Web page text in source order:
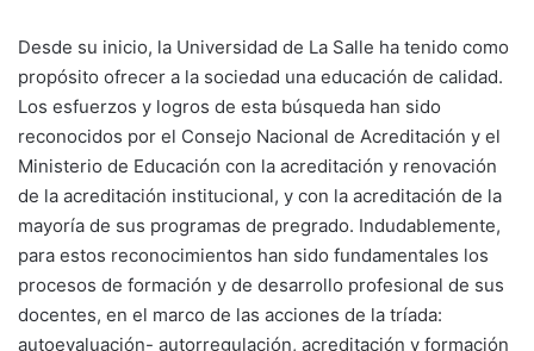
Desde su inicio, la Universidad de La Salle ha tenido como
propósito ofrecer a la sociedad una educación de calidad.
Los esfuerzos y logros de esta búsqueda han sido
reconocidos por el Consejo Nacional de Acreditación y el
Ministerio de Educación con la acreditación y renovación
de la acreditación institucional, y con la acreditación de la
mayoría de sus programas de pregrado. Indudablemente,
para estos reconocimientos han sido fundamentales los
procesos de formación y de desarrollo profesional de sus
docentes, en el marco de las acciones de la tríada:
autoevaluación- autorregulación, acreditación y formación